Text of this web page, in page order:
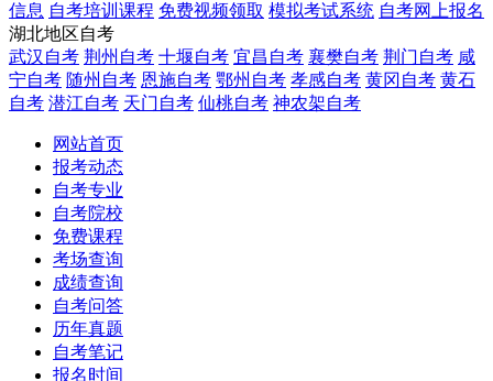
信息 自考培训课程 免费视频领取 模拟考试系统 自考网上报名
湖北地区自考
武汉自考 荆州自考 十堰自考 宜昌自考 襄樊自考 荆门自考 咸
宁自考 随州自考 恩施自考 鄂州自考 孝感自考 黄冈自考 黄石
自考 潜江自考 天门自考 仙桃自考 神农架自考
网站首页
报考动态
自考专业
自考院校
免费课程
考场查询
成绩查询
自考问答
历年真题
自考笔记
报名时间